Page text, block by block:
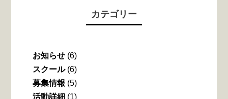
カテゴリー
お知らせ (6)
スクール(6)
募集情報 (5)
活動詳細 (1)